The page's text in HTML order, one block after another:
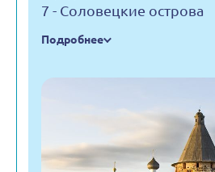
7 - Соловецкие острова
Подробнее